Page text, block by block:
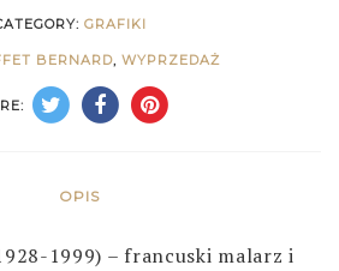
GRAFIKI
BERNARD, WYPRZEDAŻ
OPIS
1999) – francuski malarz i